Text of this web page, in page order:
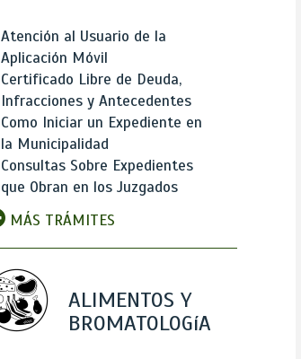
Atención al Usuario de la
Aplicación Móvil
Certificado Libre de Deuda,
Infracciones y Antecedentes
Como Iniciar un Expediente en
la Municipalidad
Consultas Sobre Expedientes
que Obran en los Juzgados
MÁS TRÁMITES
ALIMENTOS Y
BROMATOLOGíA